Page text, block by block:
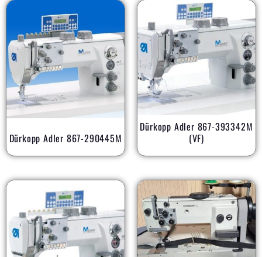
Dürkopp Adler 867-290445M
Dürkopp Adler 867-393342M
(VF)